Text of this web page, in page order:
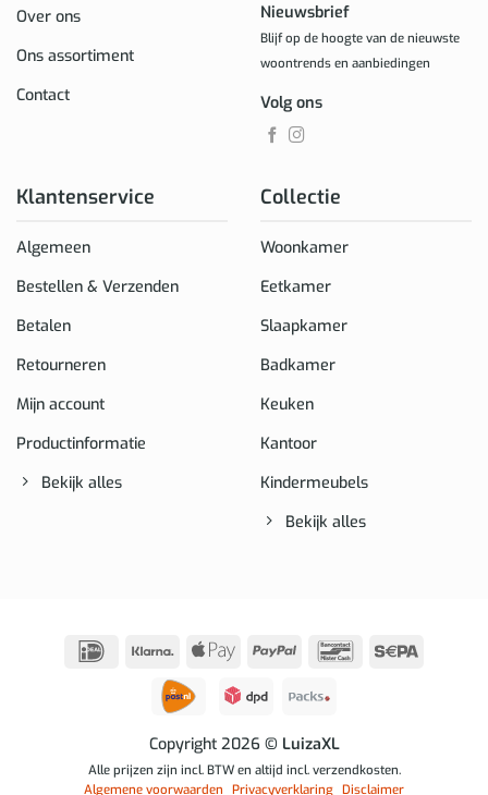
Over ons
Ons assortiment
Contact
Klantenservice
Algemeen
Bestellen & Verzenden
Betalen
Retourneren
Mijn account
Productinformatie
Bekijk alles
Collectie
Woonkamer
Eetkamer
Slaapkamer
Badkamer
Keuken
Kantoor
Kindermeubels
Bekijk alles
Nieuwsbrief
Blijf op de hoogte van de nieuwste
woontrends en aanbiedingen
Volg ons
IDeal Klarna
Apple
PayPal Bancontact
Copyright 2026 © LuizaXL
Alle prijzen zijn incl. BTW en altijd incl. verzendkosten.
Algemene voorwaarden Privacyverklaring Disclaimer